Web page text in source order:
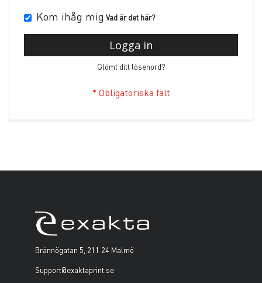
Kom ihåg mig Vad är det här?
Logga in
Glömt ditt lösenord?
Brännögatan 5, 211 24 Malmö
Support@exaktaprint.se